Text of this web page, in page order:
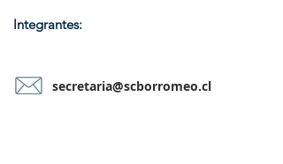
Integrantes:
secretaria@scborromeo.cl